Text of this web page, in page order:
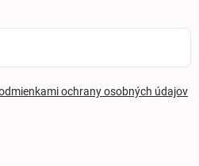
ochrany osobných údajov